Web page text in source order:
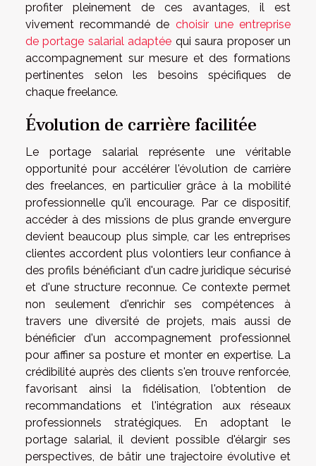
profiter pleinement de ces avantages, il est
vivement recommandé de choisir une entreprise
de portage salarial adaptée qui saura proposer un
accompagnement sur mesure et des formations
pertinentes selon les besoins spécifiques de
chaque freelance.
Évolution de carrière facilitée
Le portage salarial représente une véritable
opportunité pour accélérer l'évolution de carrière
des freelances, en particulier grâce à la mobilité
professionnelle qu'il encourage. Par ce dispositif,
accéder à des missions de plus grande envergure
devient beaucoup plus simple, car les entreprises
clientes accordent plus volontiers leur confiance à
des profils bénéficiant d'un cadre juridique sécurisé
et d'une structure reconnue. Ce contexte permet
non seulement d'enrichir ses compétences à
travers une diversité de projets, mais aussi de
bénéficier d'un accompagnement professionnel
pour affiner sa posture et monter en expertise. La
crédibilité auprès des clients s'en trouve renforcée,
favorisant ainsi la fidélisation, l'obtention de
recommandations et l'intégration aux réseaux
professionnels stratégiques. En adoptant le
portage salarial, il devient possible d'élargir ses
perspectives, de bâtir une trajectoire évolutive et